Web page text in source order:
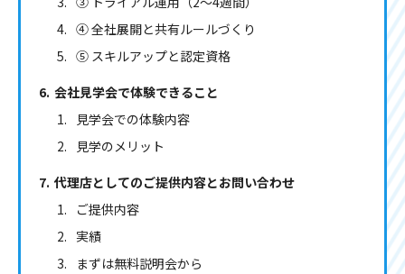
④ 全社展開と共有ルールづくり
⑤ スキルアップと認定資格
会社見学会で体験できること
見学会での体験内容
見学のメリット
代理店としてのご提供内容とお問い合わせ
ご提供内容
実績
まずは無料説明会から